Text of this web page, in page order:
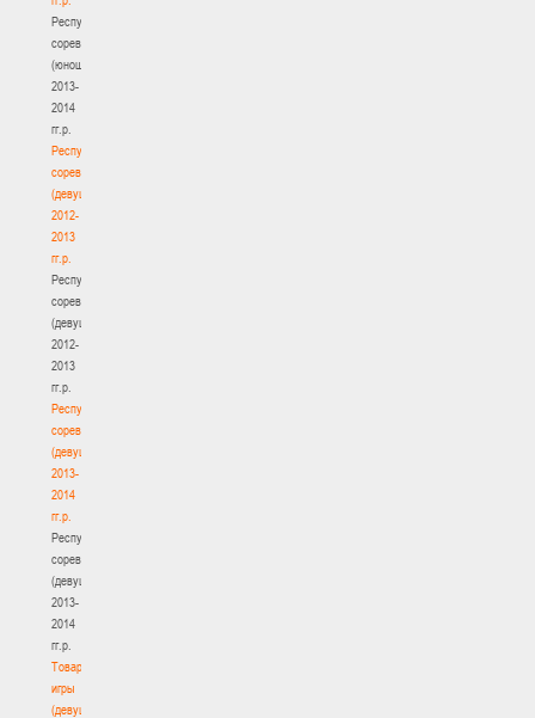
Республиканские
соревнования
(юноши)
2013-
2014
гг.р.
Республиканские
соревнования
(девушки)
2012-
2013
гг.р.
Республиканские
соревнования
(девушки)
2012-
2013
гг.р.
Республиканские
соревнования
(девушки)
2013-
2014
гг.р.
Республиканские
соревнования
(девушки)
2013-
2014
гг.р.
Товарищеские
игры
(девушки)